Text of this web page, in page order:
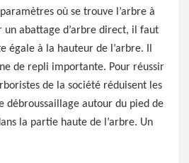
où se trouve l’arbre à
abattage d’arbre direct, il faut
égale à la hauteur de l’arbre. Il
de repli importante. Pour réussir
de la société réduisent les
débroussaillage autour du pied de
la partie haute de l’arbre. Un